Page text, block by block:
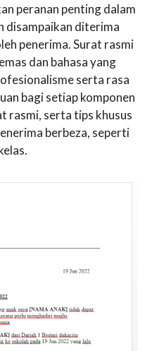
peranan penting dalam
disampaikan diterima
penerima. Surat rasmi
dan bahasa yang
serta rasa
bagi setiap komponen
rasmi, serta tips khusus
berbeza, seperti